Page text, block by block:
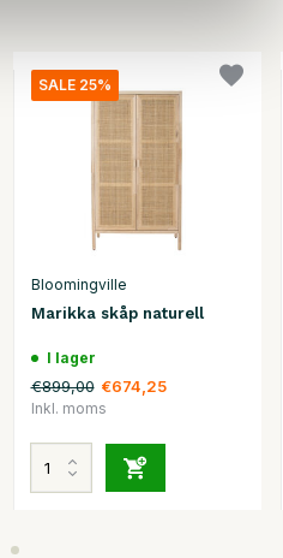
SALE 25%
Bloomingville
Marikka skåp naturell
I lager
€899,00 €674,25
Inkl. moms